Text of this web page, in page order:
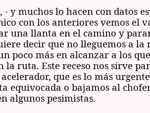
- y muchos lo hacen con datos
con los anteriores vemos el
una llanta en el camino y
decir que no lleguemos a la
poco más en alcanzar a los
la ruta. Este receso nos sirve
que es lo más
equivocada o bajamos al
algunos pesimistas.